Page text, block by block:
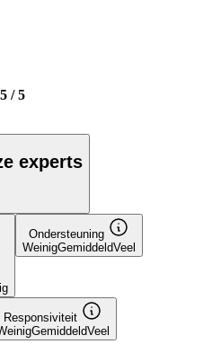
/5
experts
Ondersteuning
WeinigGemiddeldVeel
Responsiviteit
GemiddeldVeel